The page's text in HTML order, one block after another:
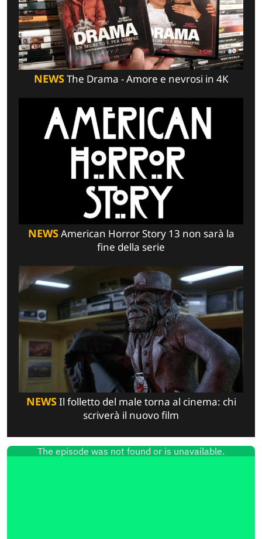
NEWSThe Drama - Amore e nevrosi in 4K
NEWSAmerican Horror Story 13 non sarà la
fine della serie
NEWSIl folletto del male torna al cinema: chi
scriverà il nuovo film